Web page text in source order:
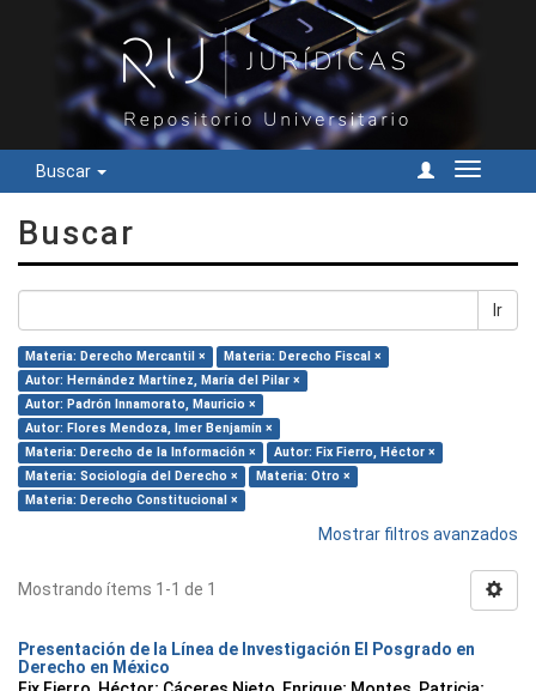
Buscar
Cambiar
Buscar
Ir
Materia: Derecho Mercantil ×
Materia: Derecho Fiscal ×
Autor: Hernández Martínez, María del Pilar ×
Autor: Padrón Innamorato, Mauricio ×
Autor: Flores Mendoza, Imer Benjamín ×
Materia: Derecho de la Información ×
Autor: Fix Fierro, Héctor ×
Materia: Sociología del Derecho ×
Materia: Otro ×
Materia: Derecho Constitucional ×
Mostrar filtros avanzados
Mostrando ítems 1-1 de 1
Presentación de la Línea de Investigación El Posgrado en
Derecho en México